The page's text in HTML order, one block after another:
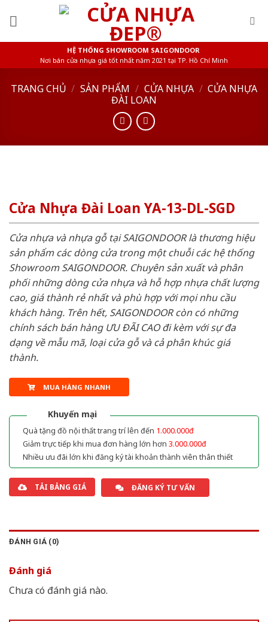
HỆ THỐNG SHOWROOM SAIGONDOOR
Nơi bán cửa nhựa giá tốt nhất năm 2021 tại TP. Hồ Chí Minh
TRANG CHỦ / SẢN PHẨM / CỬA NHỰA / CỬA NHỰA
ĐÀI LOAN
Cửa Nhựa Đài Loan YA-13-DL-SGD
Cửa nhựa và nhựa gỗ tại SAIGONDOOR là thương hiệu
sản phẩm các dòng cửa trong một chuỗi các hệ thống
Showroom SAIGONDOOR. Chuyên sản xuất và phân
phối những dòng cửa nhựa và hỗ hợp nhựa chất lượng
cao, giá thành rẻ nhất và phù hợp với mọi nhu cầu
khách hàng. Trên hết, SAIGONDOOR còn có những
chính sách bán hàng ƯU ĐÃI CAO đi kèm với sự đa
dạng về mẫu mã, loại cửa gỗ và cả phân khúc giá
thành.
MUA HÀNG NHANH
Khuyến mại
Quà tặng đồ nội thất trang trí lên đến 1.000.000đ
Giảm trực tiếp khi mua đơn hàng lớn hơn 3.000.000đ
Nhiều ưu đãi lớn khi đăng ký tài khoản thành viên thân thiết
TẢI BẢNG GIÁ ĐĂNG KÝ TƯ VẤN
ĐÁNH GIÁ (0)
Đánh giá
Chưa có đánh giá nào.